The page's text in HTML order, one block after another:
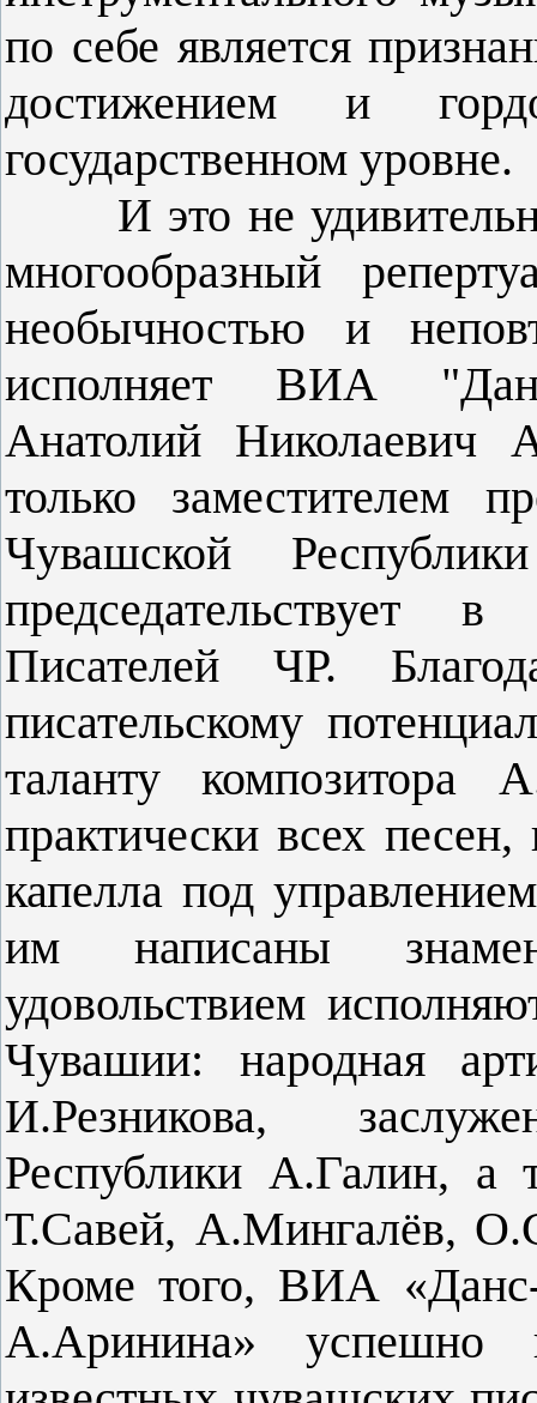
по себе является
достижением и
государственном уровне.
И это не
многообразный
необычностью и
исполняет ВИА
Анатолий Николаевич
только заместителем
Чувашской
председательствует
Писателей ЧР.
писательскому
таланту композитора
практически всех
капелла под
им написаны
удовольствием
Чувашии: народная
И.Резникова,
Республики А.Галин, а
Т.Савей, А.Мингалёв,
Кроме того, ВИА «Данс-
А.Аринина» успешно